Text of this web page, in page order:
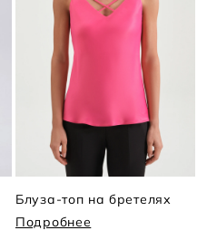
Блуза-топ на бретелях
Подробнее